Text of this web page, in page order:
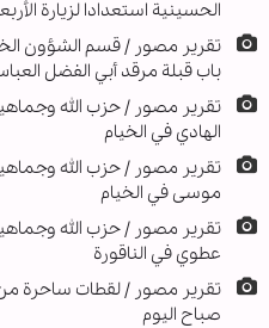
الحسينية استعدادا لزيارة
تقرير مصور / قسم الشؤون
باب قبلة مرقد أبي الفضل
تقرير مصور / حزب الله
الهادي في الخيام
تقرير مصور / حزب الله
موسى في الخيام
تقرير مصور / حزب الله
عطوي في الناقورة
تقریر مصور / لقطات ساحرة
صباح اليوم